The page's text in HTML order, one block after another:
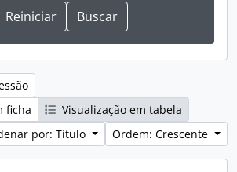
ficha
Visualização em tabela
por: Título
Ordem: Crescente